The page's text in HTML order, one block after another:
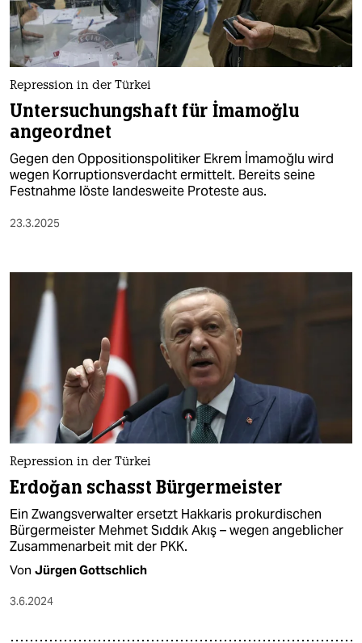
Repression in der Türkei
Untersuchungshaft für İmamoğlu
angeordnet
Gegen den Oppositionspolitiker Ekrem İmamoğlu wird
wegen Korruptionsverdacht ermittelt. Bereits seine
Festnahme löste landesweite Proteste aus.​
23.3.2025
Repression in der Türkei
Erdoğan schasst Bürgermeister
Ein Zwangsverwalter ersetzt Hakkaris prokurdischen
Bürgermeister Mehmet Sıddık Akış – wegen angeblicher
Zusammenarbeit mit der PKK.
Von Jürgen Gottschlich
3.6.2024